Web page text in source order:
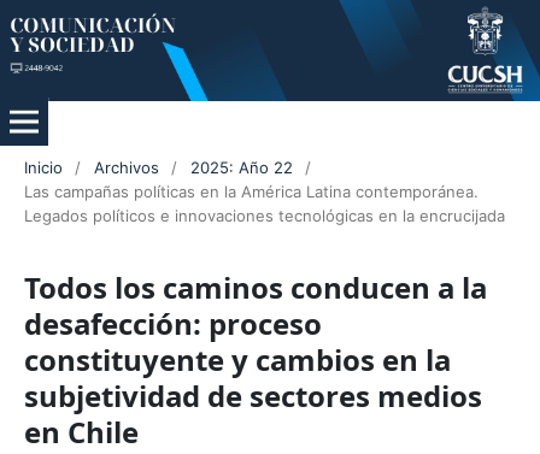
Inicio / Archivos / 2025: Año 22
/
Las campañas políticas en la América Latina contemporánea.
Legados políticos e innovaciones tecnológicas en la encrucijada
Todos los caminos conducen a la
desafección: proceso
constituyente y cambios en la
subjetividad de sectores medios
en Chile